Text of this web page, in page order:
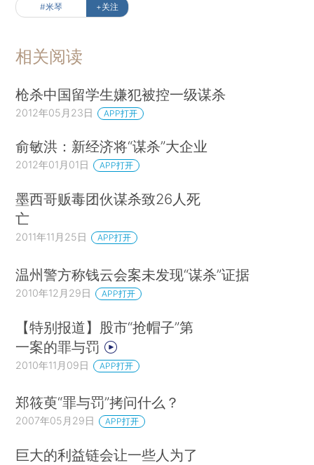
#米琴 +关注
相关阅读
枪杀中国留学生嫌犯被控一级谋杀
2012年05月23日 APP打开
俞敏洪：新经济将“谋杀”大企业
2012年01月01日 APP打开
墨西哥贩毒团伙谋杀致26人死
亡
2011年11月25日 APP打开
温州警方称钱云会案未发现“谋杀”证据
2010年12月29日 APP打开
【特别报道】股市“抢帽子”第
一案的罪与罚
2010年11月09日 APP打开
郑筱萸“罪与罚”拷问什么？
2007年05月29日 APP打开
巨大的利益链会让一些人为了